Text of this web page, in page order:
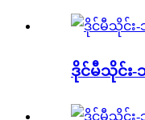
ဒိုင်မီသိုင်း